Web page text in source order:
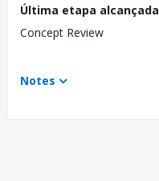
Última etapa alcançada
Concept Review
Notes